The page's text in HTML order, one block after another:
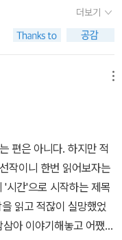
시험이 한번 뿐인 게 아니
. 엄마는 영어 인증 시험
서 스포츠 클럽을 다니는
그저 체육 학원일 뿐
거든요. 난 자꾸자꾸 시
을 몰래 가져오는 용으
도 10분의 시간을 샀어
더 행복한 기억을 떠올리
회였죠. 행복한 기억이
전교 1등을 했던 기억을
가게에서 받아온 시계
예요. 난 시계가 고장난
들때가 있다. 경쟁이라
사는 것보면 어른들의
학부모들까지도 경쟁태
보다 학원 과외수업이
소를 여실히 보여주고
게 느껴지는 것도 지금 내
. 그렇기에 아이들이 학
작 되었다. 아마도 지금
력의 일부분으로서 강압
장하는 윤아의 가정 또
다. 아버지를 일찍 여의
습을 둘러본다. 주인공
성적을 거두기 위해 10
한 부품으로 최상의 제
로 만들어지고 있다는
켜진 학원건물을 보며
아이들, ‘엄마와 선생님
대로 조립되는 DIY가구
안쓰럽다.주말마다 학
지는 않지만 나 역시 아
다. 대학 입시로부터 완
이 편치 않다. 문학 작품
더보기
편은 아니다. 하지만 적
작이니 한번 읽어보자는
'시간'으로 시작하는 제목
읽고 적잖이 실망했었
아 이야기해놓고 어쨌든